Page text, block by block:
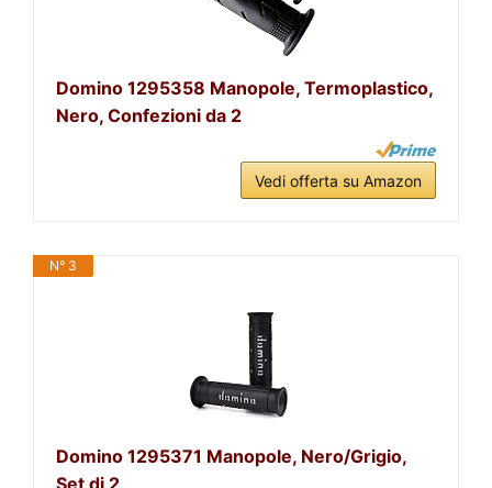
Domino 1295358 Manopole, Termoplastico,
Nero, Confezioni da 2
Vedi offerta su Amazon
N° 3
Domino 1295371 Manopole, Nero/Grigio,
Set di 2